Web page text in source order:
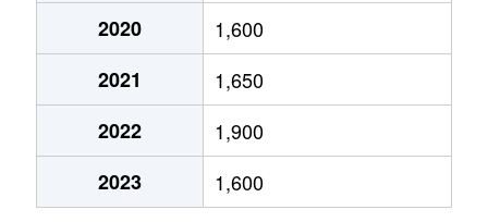
上石切町
830万円
上石切町
1,400万円
神田町
2,200万円
神田町
4,000万円
2020
1,600
2021
1,650
2022
1,900
2023
1,600